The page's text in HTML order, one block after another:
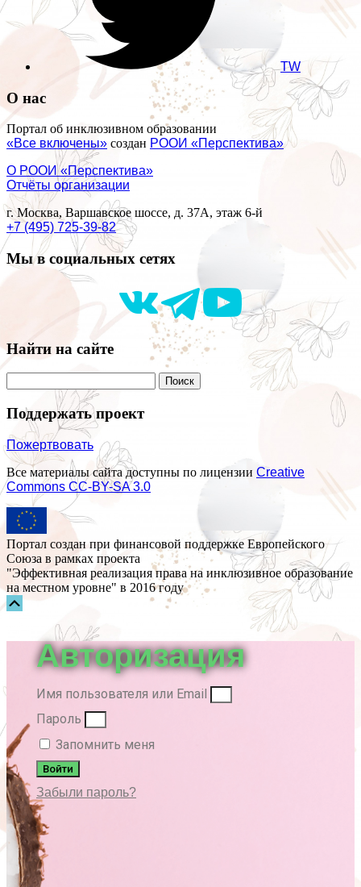
TW
О нас
Портал об инклюзивном образовании
«Все включены» создан РООИ «Перспектива»
О РООИ «Перспектива»
Отчёты организации
г. Москва, Варшавское шоссе, д. 37А, этаж 6-й
+7 (495) 725-39-82
Мы в социальных сетях
Найти на сайте
Поддержать проект
Пожертвовать
Все материалы сайта доступны по лицензии Creative
Commons СС-BY-SA 3.0
Портал создан при финансовой поддержке Европейского
Союза в рамках проекта
"Эффективная реализация права на инклюзивное образование
на местном уровне" в 2016 году
Авторизация
Имя пользователя или Email
Пароль
Запомнить меня
Войти
Забыли пароль?